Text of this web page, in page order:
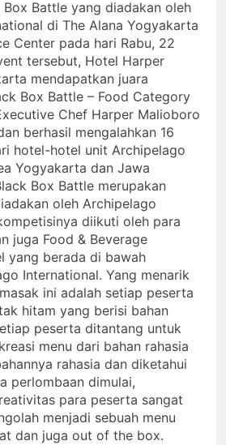
Battle yang diadakan oleh
di The Alana Yogyakarta
Center pada hari Rabu, 22
tersebut, Hotel Harper
mendapatkan juara
Box Battle – Food Category
Chef Harper Malioboro
berhasil mengalahkan 16
hotel-hotel unit Archipelago
Yogyakarta dan Jawa
Box Battle merupakan
oleh Archipelago
diikuti oleh para
juga Food & Beverage
yang berada di bawah
International. Yang menarik
ini adalah setiap peserta
hitam yang berisi bahan
peserta ditantang untuk
menu dari bahan rahasia
rahasia dan diketahui
perlombaan dimulai,
para peserta sangat
menjadi sebuah menu
dan juga out of the box.